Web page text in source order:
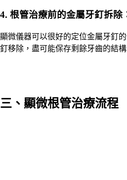
4. 根管治療前的金屬牙釘拆除
顯微儀器可以很好的定位金屬牙釘
釘移除，盡可能保存剩餘牙齒的結構
三、顯微根管治療流程​​